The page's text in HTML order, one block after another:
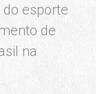
esporte
de
na